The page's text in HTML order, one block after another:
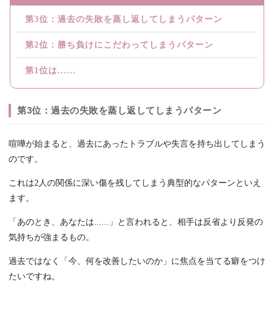
第3位：過去の失敗を蒸し返してしまうパターン
第2位：勝ち負けにこだわってしまうパターン
第1位は......
第3位：過去の失敗を蒸し返してしまうパターン
喧嘩が始まると、過去にあったトラブルや失言を持ち出してしまう
のです。
これは2人の関係に深い傷を残してしまう典型的なパターンといえ
ます。
「あのとき、あなたは......」と言われると、相手は反省より反発の
気持ちが強まるもの。
過去ではなく「今、何を改善したいのか」に焦点を当てる癖をつけ
たいですね。